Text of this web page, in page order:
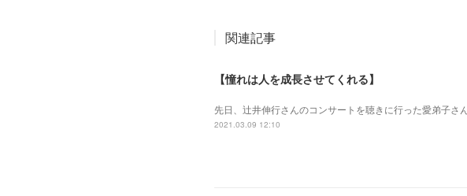
関連記事
【憧れは人を成長させてくれる】
先日、辻井伸行さんのコンサートを 聴きに行った愛弟子さ
2021.03.09 12:10